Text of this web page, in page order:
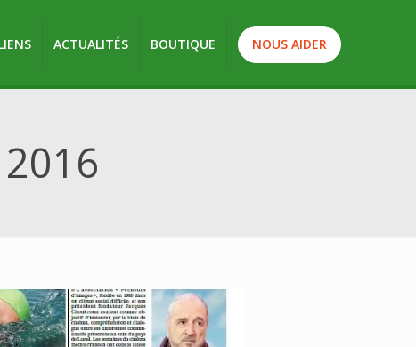
ACTUALITÉS BOUTIQUE NOUS AIDER